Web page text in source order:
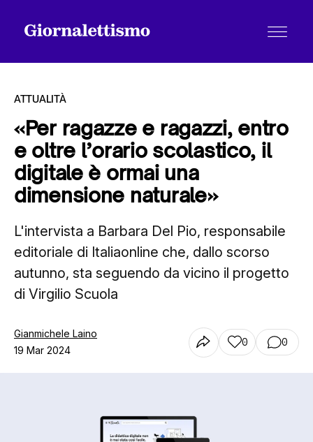
Tutti gli articoli
Contatti
ATTUALITÀ
«Per ragazze e ragazzi, entro
e oltre l’orario scolastico, il
digitale è ormai una
dimensione naturale»
L'intervista a Barbara Del Pio, responsabile
editoriale di Italiaonline che, dallo scorso
autunno, sta seguendo da vicino il progetto
di Virgilio Scuola
Gianmichele Laino
19 Mar 2024
0 0